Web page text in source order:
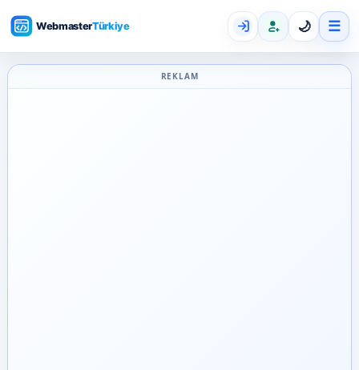
🌙 ☰
REKLAM